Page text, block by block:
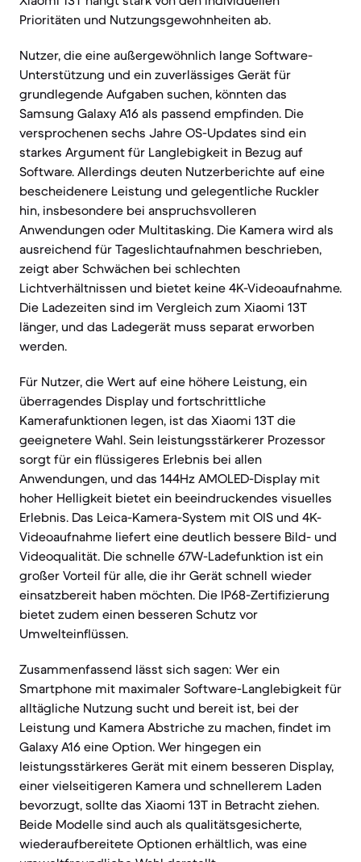
Prioritäten und Nutzungsgewohnheiten ab.
Nutzer, die eine außergewöhnlich lange Software-
Unterstützung und ein zuverlässiges Gerät für
grundlegende Aufgaben suchen, könnten das
Samsung Galaxy A16 als passend empfinden. Die
versprochenen sechs Jahre OS-Updates sind ein
starkes Argument für Langlebigkeit in Bezug auf
Software. Allerdings deuten Nutzerberichte auf eine
bescheidenere Leistung und gelegentliche Ruckler
hin, insbesondere bei anspruchsvolleren
Anwendungen oder Multitasking. Die Kamera wird als
ausreichend für Tageslichtaufnahmen beschrieben,
zeigt aber Schwächen bei schlechten
Lichtverhältnissen und bietet keine 4K-Videoaufnahme.
Die Ladezeiten sind im Vergleich zum Xiaomi 13T
länger, und das Ladegerät muss separat erworben
werden.
Für Nutzer, die Wert auf eine höhere Leistung, ein
überragendes Display und fortschrittliche
Kamerafunktionen legen, ist das Xiaomi 13T die
geeignetere Wahl. Sein leistungsstärkerer Prozessor
sorgt für ein flüssigeres Erlebnis bei allen
Anwendungen, und das 144Hz AMOLED-Display mit
hoher Helligkeit bietet ein beeindruckendes visuelles
Erlebnis. Das Leica-Kamera-System mit OIS und 4K-
Videoaufnahme liefert eine deutlich bessere Bild- und
Videoqualität. Die schnelle 67W-Ladefunktion ist ein
großer Vorteil für alle, die ihr Gerät schnell wieder
einsatzbereit haben möchten. Die IP68-Zertifizierung
bietet zudem einen besseren Schutz vor
Umwelteinflüssen.
Zusammenfassend lässt sich sagen: Wer ein
Smartphone mit maximaler Software-Langlebigkeit für
alltägliche Nutzung sucht und bereit ist, bei der
Leistung und Kamera Abstriche zu machen, findet im
Galaxy A16 eine Option. Wer hingegen ein
leistungsstärkeres Gerät mit einem besseren Display,
einer vielseitigeren Kamera und schnellerem Laden
bevorzugt, sollte das Xiaomi 13T in Betracht ziehen.
Beide Modelle sind auch als qualitätsgesicherte,
wiederaufbereitete Optionen erhältlich, was eine